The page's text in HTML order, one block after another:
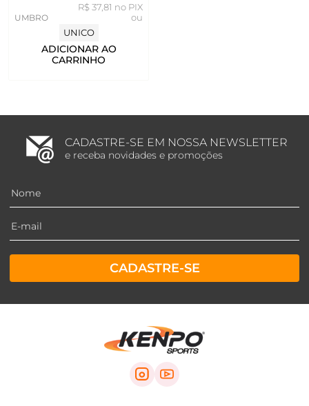
R$ 37,81 no PIX
ou
UMBRO
UNICO
ADICIONAR AO
CARRINHO
CADASTRE-SE EM NOSSA NEWSLETTER
e receba novidades e promoções
CADASTRE-SE